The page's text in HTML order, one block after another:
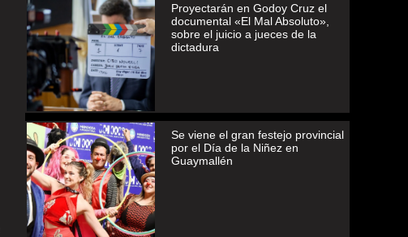
Proyectarán en Godoy Cruz el
documental «El Mal Absoluto»,
sobre el juicio a jueces de la
dictadura
Se viene el gran festejo provincial
por el Día de la Niñez en
Guaymallén